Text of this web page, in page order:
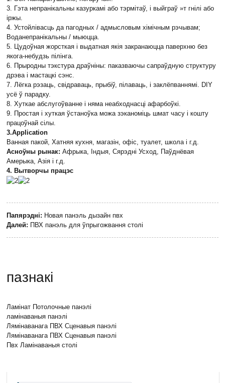
3. Гэта непранікальны казуркамі або тэрмітаў, і выйграў »т гнілі або
іржы.
4. Устойлівасць да пагодных / адмысловым хімічным рэчывам;
Воданепранікальны / мыюцца.
5. Цудоўная жорсткая і выдатная якія закранаюцца паверхню без
якога-небудзь пілінга.
6. Прыродны тэкстура драўніны: паказваючы сапраўдную структуру
дрэва і мастацкі сэнс.
7. Лёгка рэзаць, свідраваць, прыбіў, пілаваць, і заклёпваннямі. DIY
усё ў парадку.
8. Хуткае абслугоўванне і няма неабходнасці афарбоўкі.
9. Простая і хуткая ўстаноўка можа зэканоміць шмат часу і кошту
працоўнай сілы.
3.Application
Ванная пакой, Хатняя кухня, магазін, офіс, туалет, школа і г.д.
Асноўны рынак:Афрыка, Індыя, Сярэдні Усход, Паўднёвая
Амерыка, Азія і г.д.
4. Вытворчы працэс
Папярэдні: Новая панэль дызайн пвх
Далей: ПВХ панэль для ўпрыгожвання столі
пазнакі
Ламінат Потолочные панэлі
ламінаваныя панэлі
Лямінаванага ПВХ Сценавыя панэлі
Лямінаванага ПВХ Сценавыя панэлі
Пвх Ламінаваныя столі